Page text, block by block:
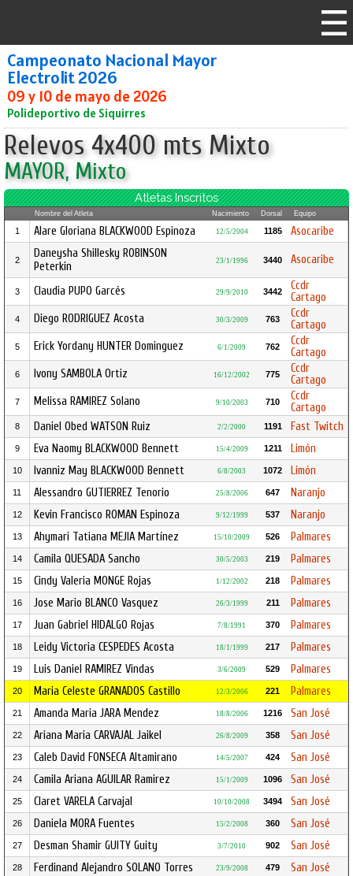
Campeonato Nacional Mayor
Electrolit 2026
09 y 10 de mayo de 2026
Polideportivo de Siquirres
Relevos 4x400 mts Mixto
MAYOR, Mixto
Atletas Inscritos
Nombre del Atleta Nacimiento Dorsal Equipo
1 Alare Gloriana BLACKWOOD Espinoza 12/5/2004 1185 Asocaribe
2
Daneysha Shillesky ROBINSON
Peterkin
23/1/1996 3440 Asocaribe
3 Claudia PUPO Garcés 29/9/2010 3442
Ccdr
Cartago
4 Diego RODRIGUEZ Acosta 30/3/2009 763
Ccdr
Cartago
5 Erick Yordany HUNTER Dominguez 6/1/2009 762
Ccdr
Cartago
6 Ivony SAMBOLA Ortiz 16/12/2002 775
Ccdr
Cartago
7 Melissa RAMIREZ Solano 9/10/2003 710
Ccdr
Cartago
8 Daniel Obed WATSON Ruiz 2/2/2000 1191 Fast Twitch
9 Eva Naomy BLACKWOOD Bennett 15/4/2009 1211 Limón
10 Ivanniz May BLACKWOOD Bennett 6/8/2003 1072 Limón
11 Alessandro GUTIERREZ Tenorio 25/8/2006 647 Naranjo
12 Kevin Francisco ROMAN Espinoza 9/12/1999 537 Naranjo
13 Ahymari Tatiana MEJIA Martínez 15/10/2009 526 Palmares
14 Camila QUESADA Sancho 30/5/2003 219 Palmares
15 Cindy Valeria MONGE Rojas 1/12/2002 218 Palmares
16 Jose Mario BLANCO Vasquez 26/3/1999 211 Palmares
17 Juan Gabriel HIDALGO Rojas 7/8/1991 370 Palmares
18 Leidy Victoria CESPEDES Acosta 18/1/1999 217 Palmares
19 Luis Daniel RAMIREZ Vindas 3/6/2009 529 Palmares
20 Maria Celeste GRANADOS Castillo 12/3/2006 221 Palmares
21 Amanda Maria JARA Mendez 18/8/2006 1216 San José
22 Ariana Maria CARVAJAL Jaikel 26/8/2009 358 San José
23 Caleb David FONSECA Altamirano 14/5/2007 424 San José
24 Camila Ariana AGUILAR Ramirez 15/1/2009 1096 San José
25 Claret VARELA Carvajal 10/10/2008 3494 San José
26 Daniela MORA Fuentes 15/2/2008 360 San José
27 Desman Shamir GUITY Guity 3/7/2010 902 San José
28 Ferdinand Alejandro SOLANO Torres 23/9/2008 479 San José